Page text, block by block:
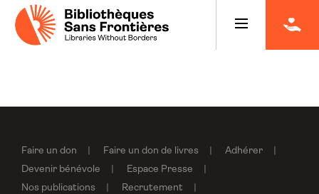
Faire un don Faire un don de livres
Adhérer
Devenir bénévole
Espace Presse
Nos publications
Recrutement